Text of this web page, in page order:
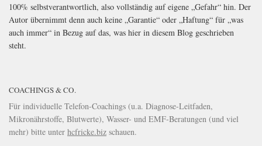
100% selbstverantwortlich, also vollständig auf eigene „Gefahr“ hin. Der
Autor übernimmt denn auch keine „Garantie“ oder „Haftung“ für „was
auch immer“ in Bezug auf das, was hier in diesem Blog geschrieben
steht.
COACHINGS & CO.
Für individuelle Telefon-Coachings (u.a. Diagnose-Leitfaden,
Mikronährstoffe, Blutwerte), Wasser- und EMF-Beratungen (und viel
mehr) bitte unter hcfricke.biz schauen.